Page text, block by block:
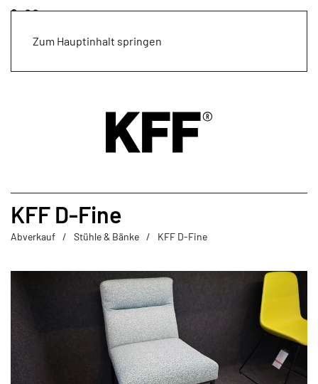
Zum Hauptinhalt springen
KFF D-Fine
Abverkauf Stühle & Bänke KFF D-Fine